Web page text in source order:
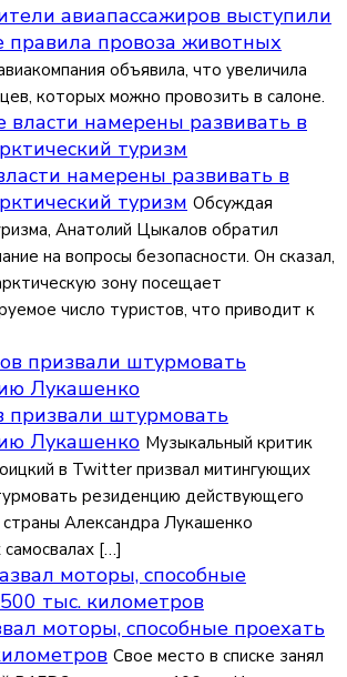
авиапассажиров выступили
правила провоза животных
объявила, что увеличила
которых можно провозить в салоне.
намерены развивать в
туризм Обсуждая
Анатолий Цыкалов обратил
на вопросы безопасности. Он сказал,
зону посещает
число туристов, что приводит к
призвали штурмовать
Лукашенко Музыкальный критик
в Twitter призвал митингующих
резиденцию действующего
Александра Лукашенко
[…]
моторы, способные проехать
Свое место в списке занял